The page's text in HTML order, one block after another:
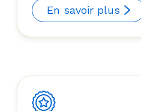
En savoir plus